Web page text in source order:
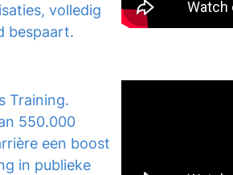
volledig
bespaart.
Training.
550.000
een boost
in publieke